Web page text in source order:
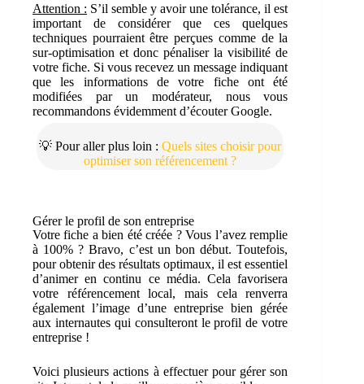
Attention : S’il semble y avoir une tolérance, il est
important de considérer que ces quelques
techniques pourraient être perçues comme de la
sur-optimisation et donc pénaliser la visibilité de
votre fiche. Si vous recevez un message indiquant
que les informations de votre fiche ont été
modifiées par un modérateur, nous vous
recommandons évidemment d’écouter Google.
💡 Pour aller plus loin :Quels sites choisir pour
optimiser son référencement ?
Gérer le profil de son entreprise
Votre fiche a bien été créée ? Vous l’avez remplie
à 100% ? Bravo, c’est un bon début. Toutefois,
pour obtenir des résultats optimaux, il est essentiel
d’animer en continu ce média. Cela favorisera
votre référencement local, mais cela renverra
également l’image d’une entreprise bien gérée
aux internautes qui consulteront le profil de votre
entreprise !
Voici plusieurs actions à effectuer pour gérer son